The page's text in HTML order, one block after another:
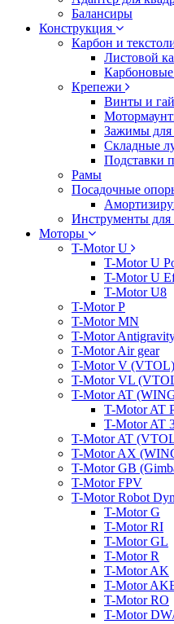
Балансиры
Конструкция
Карбон и
Листовой
Крепежи
Винты и
Зажимы для
Складные
Подставки
Рамы
Посадочные
Инструменты для
Моторы
T-Motor U
T-Motor U
T-Motor U
T-Motor U8
T-Motor P
T-Motor MN
T-Motor
T-Motor Air gear
T-Motor V (VTOL)
T-Motor VL
T-Motor AT
T-Motor AT
T-Motor AT
T-Motor AT
T-Motor AX
T-Motor GB
T-Motor FPV
T-Motor Robot
T-Motor G
T-Motor RI
T-Motor GL
T-Motor R
T-Motor AK
T-Motor
T-Motor RO
T-Motor